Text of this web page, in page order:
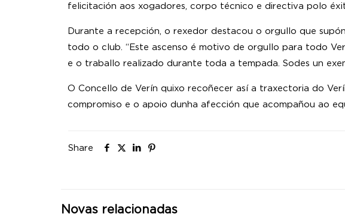
felicitación aos xogadores, corpo técnico e directiva polo
Durante a recepción, o rexedor destacou o orgullo que
todo o club. “Este ascenso é motivo de orgullo para todo
e o traballo realizado durante toda a tempada. Sodes un
O Concello de Verín quixo recoñecer así a traxectoria do
compromiso e o apoio dunha afección que acompañou ao
Share
Novas relacionadas